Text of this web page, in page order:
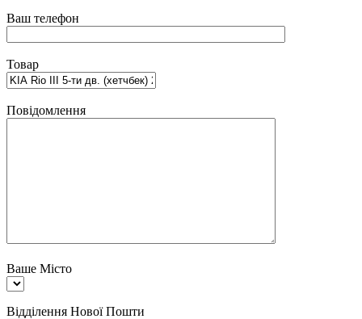
Ваш телефон
Товар
Повідомлення
Ваше Місто
Відділення Нової Пошти